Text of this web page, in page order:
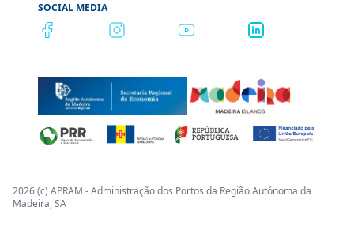
SOCIAL MEDIA
2026 (c) APRAM - Administração dos Portos da Região Autónoma da
Madeira, SA